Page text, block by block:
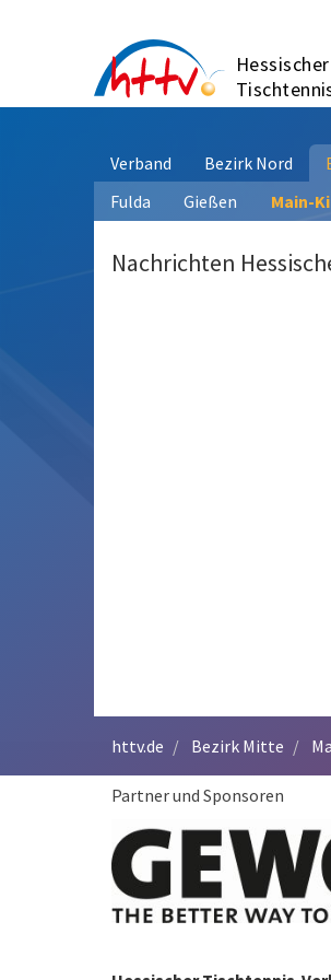
Hessischer
Verband Bezirk Nord
Fulda
Gießen Main-
Nachrichten
httv.de Bezirk Mitte
Partner und Sponsoren